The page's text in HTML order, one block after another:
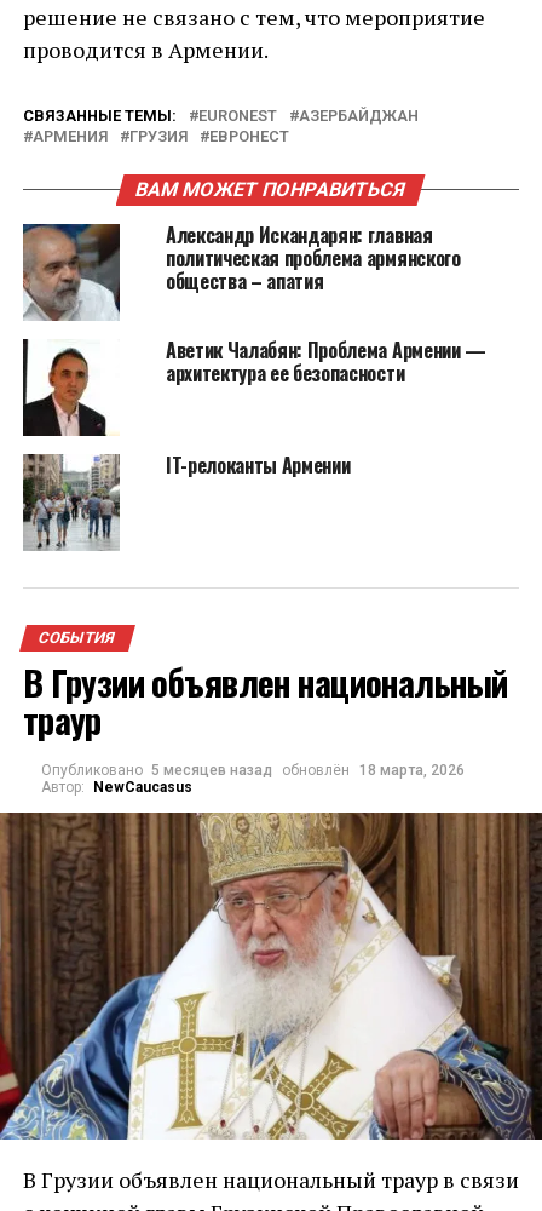
решение не связано с тем, что мероприятие
проводится в Армении.
СВЯЗАННЫЕ ТЕМЫ: EURONEST
АЗЕРБАЙДЖАН
АРМЕНИЯ
ГРУЗИЯ ЕВРОНЕСТ
ВАМ МОЖЕТ ПОНРАВИТЬСЯ
Александр Искандарян: главная
политическая проблема армянского
общества – апатия
Аветик Чалабян: Проблема Армении —
архитектура ее безопасности
IT-релоканты Армении
СОБЫТИЯ
В Грузии объявлен национальный
траур
Опубликовано 5 месяцев назад обновлён
18 марта, 2026
Автор:
NewCaucasus
В Грузии объявлен национальный траур в связи